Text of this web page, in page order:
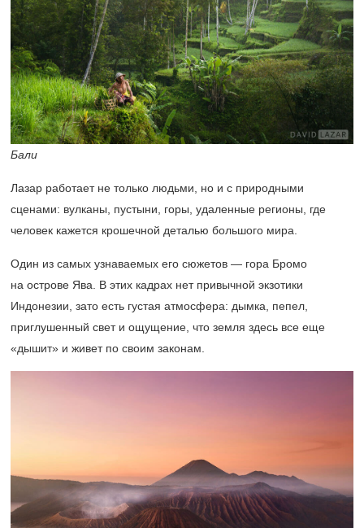
Бали
Лазар работает не только людьми, но и с природными
сценами: вулканы, пустыни, горы, удаленные регионы, где
человек кажется крошечной деталью большого мира.
Один из самых узнаваемых его сюжетов — гора Бромо
на острове Ява. В этих кадрах нет привычной экзотики
Индонезии, зато есть густая атмосфера: дымка, пепел,
приглушенный свет и ощущение, что земля здесь все еще
«дышит» и живет по своим законам.